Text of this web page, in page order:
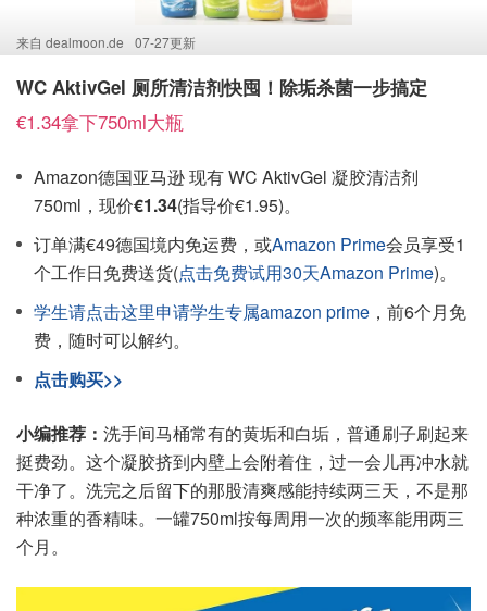
来自 dealmoon.de 07-27更新
WC AktivGel 厕所清洁剂快囤！除垢杀菌一步搞定
€1.34拿下750ml大瓶
Amazon德国亚马逊 现有 WC AktivGel 凝胶清洁剂
750ml，现价€1.34(指导价€1.95)。
订单满€49德国境内免运费，或Amazon Prime会员享受1
个工作日免费送货(点击免费试用30天Amazon Prime)。
学生请点击这里申请学生专属amazon prime ，前6个月免
费，随时可以解约。
点击购买>>
小编推荐： 洗手间马桶常有的黄垢和白垢，普通刷子刷起来
挺费劲。这个凝胶挤到内壁上会附着住，过一会儿再冲水就
干净了。洗完之后留下的那股清爽感能持续两三天，不是那
种浓重的香精味。一罐750ml按每周用一次的频率能用两三
个月。